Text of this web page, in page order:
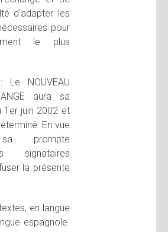
d’adapter les
pour
le plus
Le NOUVEAU
aura sa
1er juin 2002 et
En vue
sa prompte
signataires
la présente
en langue
espagnole.